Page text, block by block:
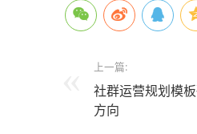
上一篇:
社群运营规划模
方向